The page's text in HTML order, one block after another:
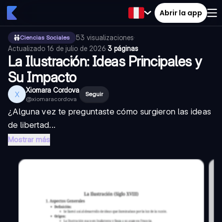
Abrir la app
Ciencias Sociales 53 visualizaciones·
Actualizado 16 de julio de 2026·3 páginas
La Ilustración: Ideas Principales y
Su Impacto
X Xiomara Cordova
@xiomaracordova
Seguir
¿Alguna vez te preguntaste cómo surgieron las ideas
de libertad...
Mostrar más